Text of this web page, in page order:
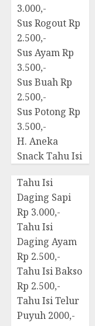
3.000,-
Sus Rogout Rp
2.500,-
Sus Ayam Rp
3.500,-
Sus Buah Rp
2.500,-
Sus Potong Rp
3.500,-
H. Aneka
Snack Tahu Isi
Tahu Isi
Daging Sapi
Rp 3.000,-
Tahu Isi
Daging Ayam
Rp 2.500,-
Tahu Isi Bakso
Rp 2.500,-
Tahu Isi Telur
Puyuh 2000,-